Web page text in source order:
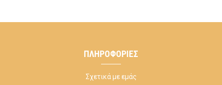
ΠΛΗΡΟΦΟΡΊΕΣ
Σχετικά με εμάς